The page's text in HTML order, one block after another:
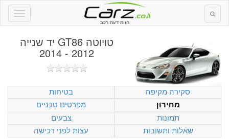
חוות דעת רכב
טויוטה GT86 יד שנייה
2012 - 2014
סקירה מקיפה
בטיחות
מחירון
מפרטים טכניים
תמונות
צבעים
שאלות ותשובות
עצות לפני רכישה